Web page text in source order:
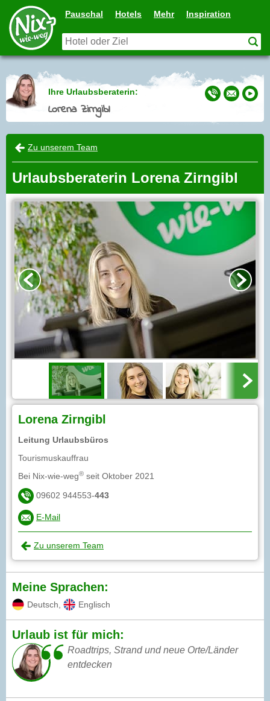
Pauschal Hotels Mehr Inspiration
Ihre Urlaubsberaterin:
Lorena Zirngibl
Zu unserem Team
Urlaubsberaterin Lorena Zirngibl
Lorena Zirngibl
Leitung Urlaubsbüros
Tourismuskauffrau
Bei Nix-wie-weg® seit Oktober 2021
09602 944553-443
E-Mail
Zu unserem Team
Meine Sprachen:
Deutsch Englisch
Urlaub ist für mich:
Roadtrips, Strand und neue Orte/Länder
entdecken